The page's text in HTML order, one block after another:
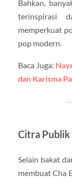
Bahkan,
terinspirasi
memperkuat
pop modern.
Baca Juga:
dan Karisma
Citra Publik
Selain bakat
membuat Cha